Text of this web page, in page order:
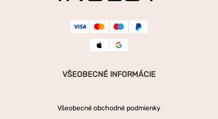
VŠEOBECNÉ INFORMÁCIE
Všeobecné obchodné podmienky